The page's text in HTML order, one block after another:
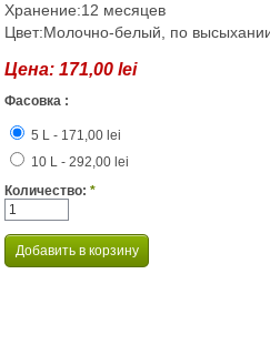
Хранение:12 месяцев
Цвет:Молочно-белый, по
Цена: 171,00 lei
Фасовка :
5 L - 171,00 lei
10 L - 292,00 lei
Количество: *